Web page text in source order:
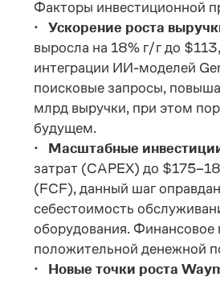
Факторы инвестиционной
· Ускорение роста
выросла на 18% г/г до
интеграции ИИ-моделей
поисковые запросы,
млрд выручки, при этом
будущем.
· Масштабные
затрат (CAPEX) до
(FCF), данный шаг
себестоимость
оборудования. Финансовое
положительной денежной
· Новые точки роста